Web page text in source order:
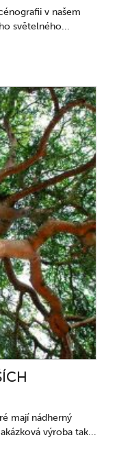
v našem
světelného...
mají nádherný
výroba tak...